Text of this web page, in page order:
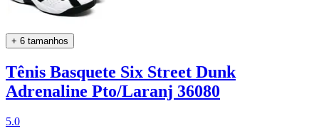
+ 6 tamanhos
Tênis Basquete Six Street Dunk
Adrenaline Pto/Laranj 36080
5.0